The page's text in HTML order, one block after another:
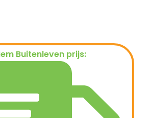
Buitenleven prijs: